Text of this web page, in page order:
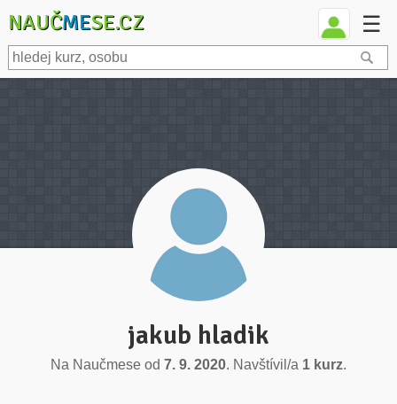
NAUČMESE.CZ ☰
jakub hladik
Na Naučmese od 7. 9. 2020. Navštívil/a 1 kurz.